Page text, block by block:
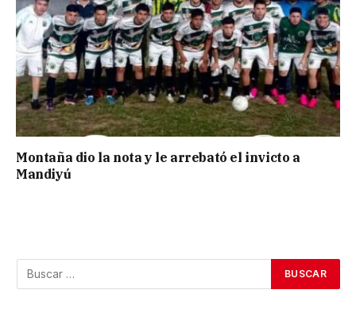
Montaña dio la nota y le arrebató el invicto a
Mandiyú